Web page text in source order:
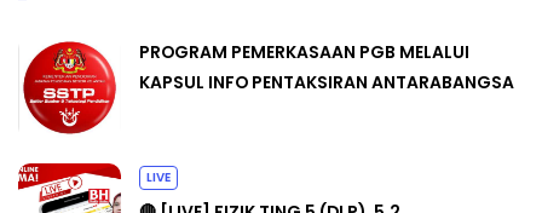
PROGRAM PEMERKASAAN PGB MELALUI
KAPSUL INFO PENTAKSIRAN ANTARABANGSA
LIVE